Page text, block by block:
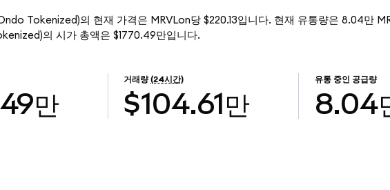
Tokenized)의 현재 가격은 MRVLon당 $220.13입니다. 현재 유통량은 8.04만
의 시가 총액은 $1770.49만입니다.
만
거래량 (24시간)
$104.61만
유통 중인 공급량
8.04